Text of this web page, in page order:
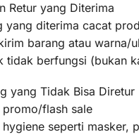
Retur yang Diterima
yang diterima cacat
barang atau warna/
tidak berfungsi (bukan
yang Tidak Bisa Diretur
flash sale
seperti masker,